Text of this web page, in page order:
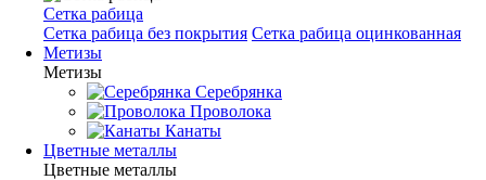
Сетка рабица
Сетка рабица без покрытия Сетка рабица оцинкованная
Метизы
Метизы
Серебрянка
Проволока
Канаты
Цветные металлы
Цветные металлы